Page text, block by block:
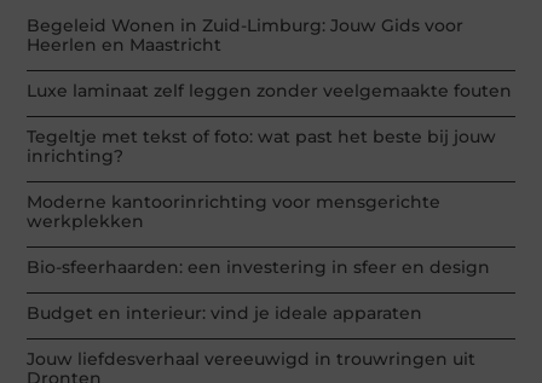
Begeleid Wonen in Zuid-Limburg: Jouw Gids voor
Heerlen en Maastricht
Luxe laminaat zelf leggen zonder veelgemaakte fouten
Tegeltje met tekst of foto: wat past het beste bij jouw
inrichting?
Moderne kantoorinrichting voor mensgerichte
werkplekken
Bio-sfeerhaarden: een investering in sfeer en design
Budget en interieur: vind je ideale apparaten
Jouw liefdesverhaal vereeuwigd in trouwringen uit
Dronten